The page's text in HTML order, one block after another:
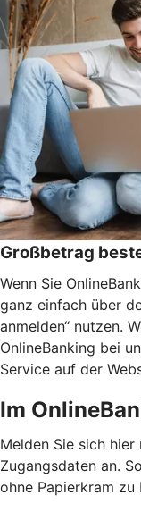
Großbetrag
Wenn Sie
ganz einfach über
anmelden“ nutzen.
OnlineBanking bei
Service auf der
Im
Melden Sie sich
Zugangsdaten an.
ohne Papierkram zu